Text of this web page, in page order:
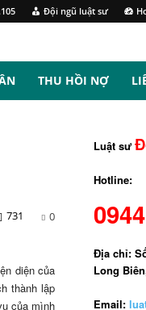
Đội ngũ luật sư
THU HỒI NỢ
0
731
diện của
thành lập
của mình
Luật sư
Hotline:
Địa chỉ:
Long
Email: